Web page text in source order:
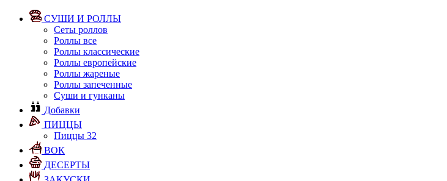
СУШИ И РОЛЛЫ
Сеты роллов
Роллы все
Роллы классические
Роллы европейские
Роллы жареные
Роллы запеченные
Суши и гунканы
Добавки
ПИЦЦЫ
Пиццы 32
ВОК
ДЕСЕРТЫ